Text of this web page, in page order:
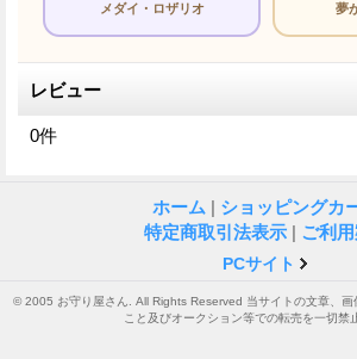
メダイ・ロザリオ 夢
レビュー
0件
ホーム | ショッピングカ
特定商取引法表示 | ご利
PCサイト
© 2005 お守り屋さん. All Rights Reserved 当サイトの文章、画
こと及びオークション等での転売を一切禁